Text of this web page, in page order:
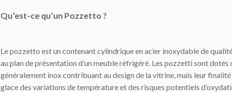
Qu’est-ce qu’un Pozzetto ?
Le pozzetto est un contenant cylindrique en acier inoxydable de
au plan de présentation d’un meuble réfrigéré. Les pozzetti sont dotés
généralement inox contribuant au design de la vitrine, mais leur
glace des variations de température et des risques potentiels